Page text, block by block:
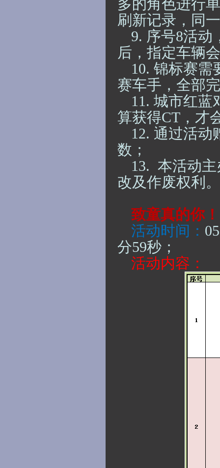
多的角色进行
刷新记录，同
9. 序号8活动
后，指定车辆
10. 锦标赛需
赛车手，全部
11. 城市红蓝
算获得CT，才
12. 通过活动
数；
13. 本活动
改及作废权利。
致童真的你！
活动时间：
分59秒 ；
活动内容：